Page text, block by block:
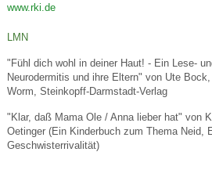
www.rki.de
LMN
"Fühl dich wohl in deiner Haut! - Ein Lese-
Neurodermitis und ihre Eltern" von Ute
Worm, Steinkopff-Darmstadt-Verlag
"Klar, daß Mama Ole / Anna lieber hat" von
Oetinger (Ein Kinderbuch zum Thema Neid,
Geschwisterrivalität)